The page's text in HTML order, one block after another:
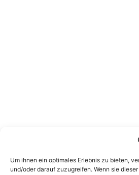
Um ihnen ein optimales Erlebnis zu bieten,
und/oder darauf zuzugreifen. Wenn sie